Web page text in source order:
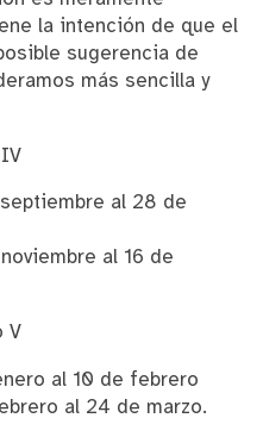
la intención de que el
sugerencia de
más sencilla y
al 28 de
al 16 de
V
al 10 de febrero
al 24 de marzo.